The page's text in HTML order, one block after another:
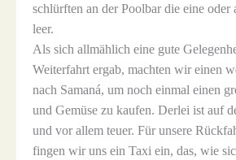
schlürften an der Poolbar die eine oder
leer.
Als sich allmählich eine gute
Weiterfahrt ergab, machten wir einen
nach Samaná, um noch einmal einen
und Gemüse zu kaufen. Derlei ist auf
und vor allem teuer. Für unsere
fingen wir uns ein Taxi ein, das, wie